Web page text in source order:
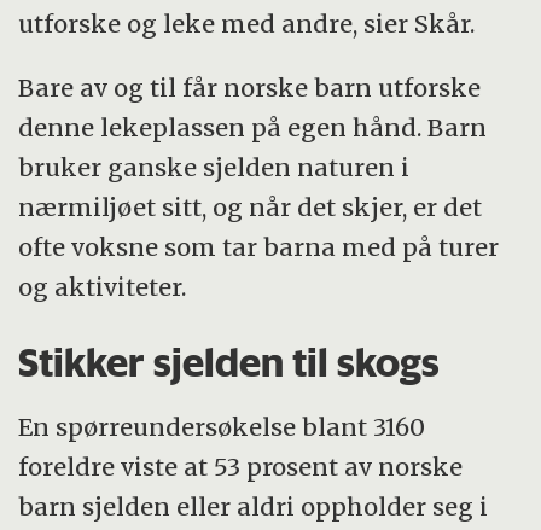
utforske og leke med andre, sier Skår.
Bare av og til får norske barn utforske
denne lekeplassen på egen hånd. Barn
bruker ganske sjelden naturen i
nærmiljøet sitt, og når det skjer, er det
ofte voksne som tar barna med på turer
og aktiviteter.
Stikker sjelden til skogs
En spørreundersøkelse blant 3160
foreldre viste at 53 prosent av norske
barn sjelden eller aldri oppholder seg i